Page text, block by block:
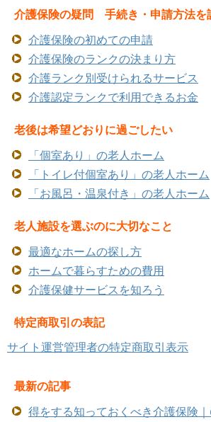
介護保険の疑問 手続き・申請方法を
介護保険の初めての申請
介護保険のランクの決まり方
介護ランク別受けられるサービス
介護認定ランクで利用できるお金
老後は希望どおりに過ごしたい
「個室あり」の老人ホーム
「トイレ付個室あり」の老人ホーム
「お風呂・温泉付き」の老人ホーム
老人施設を選ぶのに大切なこと
最適なホームの探し方
ホームで暮らすための費用
介護保健サービスを知ろう
特定商取引の表記
サイト運営管理者の特定商取引表示
最新の記事
得をする知っておくべき介護保険